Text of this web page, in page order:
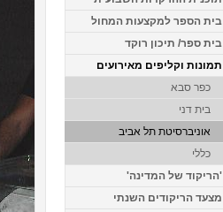
בית הספר למקצעות המחול
בית ספר/ תיכון רוקד
תמונות וקליפים מאירועים
כפר סבא
בית דני
אוניברסיטת תל אביב
כללי
'הריקוד של המדינה'
מצעד הריקודים השנתי